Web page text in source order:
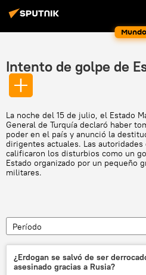
Mundo
Intento de golpe de
La noche del 15 de julio, el Estado
General de Turquía declaró haber
poder en el país y anunció la
dirigentes actuales. Las autoridades
calificaron los disturbios como un
Estado organizado por un pequeño
militares.
Período
¿Erdogan se salvó de ser
asesinado gracias a Rusia?